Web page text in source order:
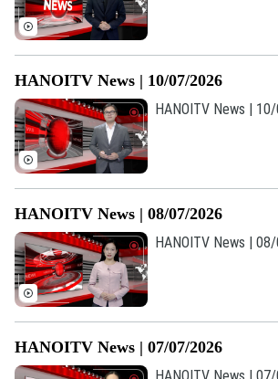
HANOITV News | 10/07/2026
HANOITV News |
HANOITV News | 08/07/2026
HANOITV News |
HANOITV News | 07/07/2026